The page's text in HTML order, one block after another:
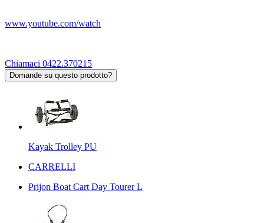
www.youtube.com/watch
Chiamaci 0422.370215
Domande su questo prodotto?
Kayak Trolley PU
CARRELLI
Prijon Boat Cart Day Tourer L